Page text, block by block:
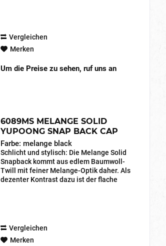
Vergleichen
Merken
Um die Preise zu sehen, ruf uns an
6089MS MELANGE SOLID
YUPOONG SNAP BACK CAP
Farbe: melange black
Schlicht und stylisch: Die Melange Solid
Snapback kommt aus edlem Baumwoll-
Twill mit feiner Melange-Optik daher. Als
dezenter Kontrast dazu ist der flache
Vergleichen
Merken